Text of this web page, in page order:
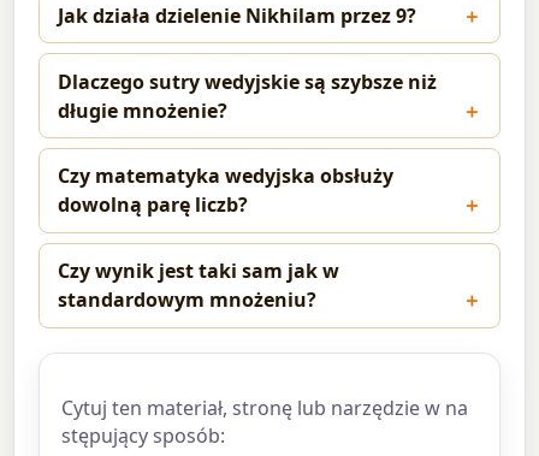
Jak działa dzielenie Nikhilam przez 9?
Dlaczego sutry wedyjskie są szybsze niż
długie mnożenie?
Czy matematyka wedyjska obsłuży
dowolną parę liczb?
Czy wynik jest taki sam jak w
standardowym mnożeniu?
Cytuj ten materiał, stronę lub narzędzie w na
stępujący sposób: